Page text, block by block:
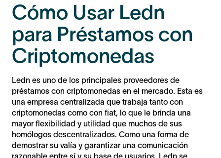
Cómo Usar Ledn
para Préstamos con
Criptomonedas
Ledn es uno de los principales proveedores de
préstamos con criptomonedas en el mercado. Esta es
una empresa centralizada que trabaja tanto con
criptomonedas como con fiat, lo que le brinda una
mayor flexibilidad y utilidad que muchos de sus
homólogos descentralizados. Como una forma de
demostrar su valía y garantizar una comunicación
razonable entre sí y su base de usuarios, Ledn se